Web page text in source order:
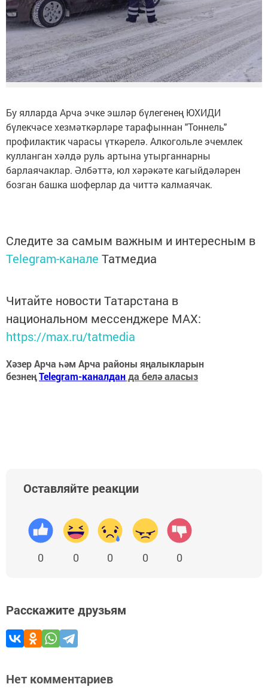
Бу ялларда Арча эчке эшләр бүлегенең ЮХИДИ
бүлекчәсе хезмәткәрләре тарафыннан "Тоннель"
профилактик чарасы үткәрелә. Алкогольле эчемлек
кулланган хәлдә руль артына утырганнарны
барлаячаклар. Әлбәттә, юл хәрәкәте кагыйдәләрен
бозган башка шоферлар да читтә калмаячак.
Следите за самым важным и интересным в
Telegram-канале Татмедиа
Читайте новости Татарстана в
национальном мессенджере MАХ:
https://max.ru/tatmedia
Хәзер Арча һәм Арча районы яңалыкларын
безнеңTelegram-каналданда белә аласыз
Оставляйте реакции
0 0 0 0 0
Расскажите друзьям
Нет комментариев